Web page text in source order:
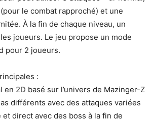
le combat rapproché) et une
À la fin de chaque niveau, un
joueurs. Le jeu propose un mode
pour 2 joueurs.
:
2D basé sur l’univers de Mazinger-Z
différents avec des attaques variées
et direct avec des boss à la fin de